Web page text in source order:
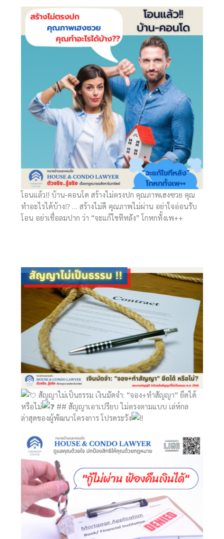
โอนแล้ว!! บ้าน-คอนโด สร้างไม่ตรงปก คุณภาพเฮงซวย คุณ
ทำอะไรได้บ้าง⁉ … สร้างไม่ดี คุณภาพไม่ผ่าน อย่าใจอ่อนรับ
โอน อย่าเชื่อลมปาก ว่า “จะแก้ไขทีหลัง” โกหกทั้งเพ++
สัญญาไม่เป็นธรรม เงินมัดจำ: “จอง+ทำสัญญา” ยึดได้
หรือไม่
## สัญญาเอาเปรียบ ไม่ตรงตามแบบ เล่ห์กล
ล่าสุดของผู้พัฒนาโครงการ โปรดระวัง